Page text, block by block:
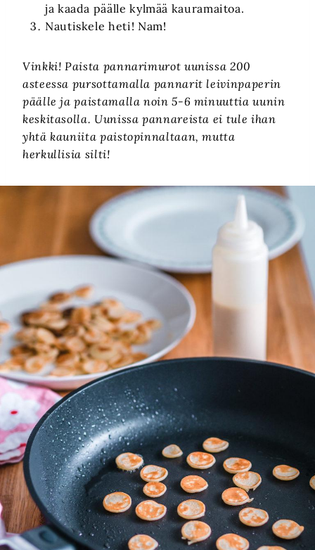
ja kaada päälle kylmää kauramaitoa.
Nautiskele heti! Nam!
Vinkki! Paista pannarimurot uunissa 200
asteessa pursottamalla pannarit leivinpaperin
päälle ja paistamalla noin 5-6 minuuttia uunin
keskitasolla. Uunissa pannareista ei tule ihan
yhtä kauniita paistopinnaltaan, mutta
herkullisia silti!